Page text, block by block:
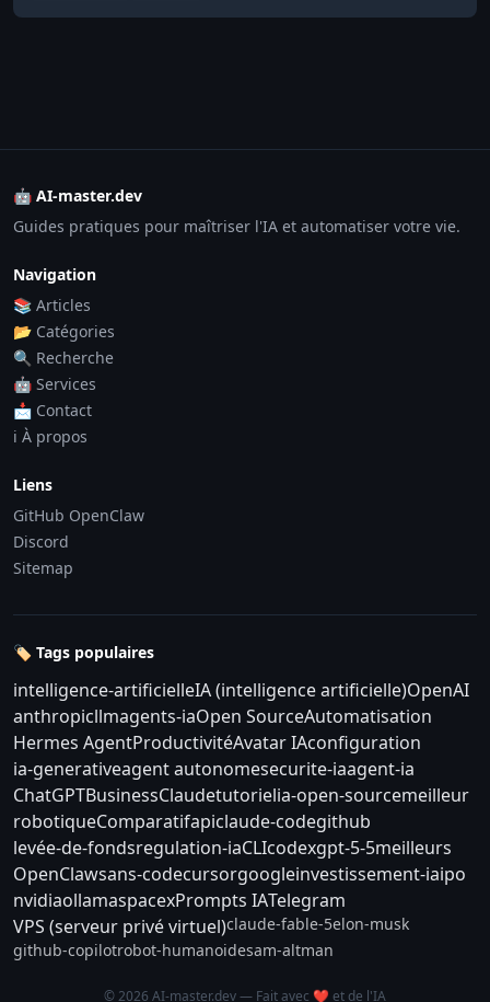
🤖 AI-master.dev
Guides pratiques pour maîtriser l'IA et automatiser votre vie.
Navigation
📚 Articles
📂 Catégories
🔍 Recherche
🤖 Services
📩 Contact
ℹ️ À propos
Liens
GitHub OpenClaw
Discord
Sitemap
🏷️ Tags populaires
intelligence-artificielleIA (intelligence artificielle)OpenAI
anthropicllmagents-iaOpen SourceAutomatisation
Hermes AgentProductivitéAvatar IAconfiguration
ia-generativeagent autonomesecurite-iaagent-ia
ChatGPTBusinessClaudetutorielia-open-sourcemeilleur
robotiqueComparatifapiclaude-codegithub
levée-de-fondsregulation-iaCLIcodexgpt-5-5meilleurs
OpenClawsans-codecursorgoogleinvestissement-iaipo
nvidiaollamaspacexPrompts IATelegram
VPS (serveur privé virtuel)claude-fable-5elon-musk
github-copilotrobot-humanoidesam-altman
© 2026 AI-master.dev — Fait avec ❤️ et de l'IA